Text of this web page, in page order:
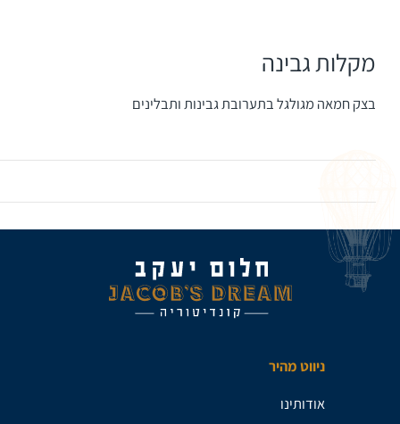
מקלות גבינה
בצק חמאה מגולגל בתערובת גבינות ותבלינים
ניווט מהיר
אודותינו